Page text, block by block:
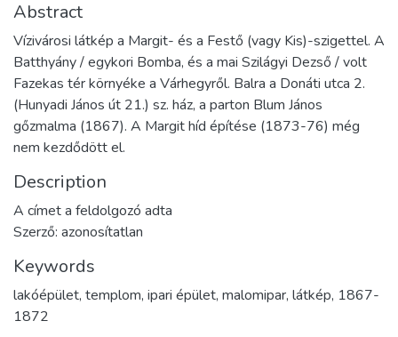
Abstract
Vízivárosi látkép a Margit- és a Festő (vagy Kis)-szigettel. A
Batthyány / egykori Bomba, és a mai Szilágyi Dezső / volt
Fazekas tér környéke a Várhegyről. Balra a Donáti utca 2.
(Hunyadi János út 21.) sz. ház, a parton Blum János
gőzmalma (1867). A Margit híd építése (1873-76) még
nem kezdődött el.
Description
A címet a feldolgozó adta
Szerző: azonosítatlan
Keywords
lakóépület, templom, ipari épület, malomipar, látkép, 1867-
1872